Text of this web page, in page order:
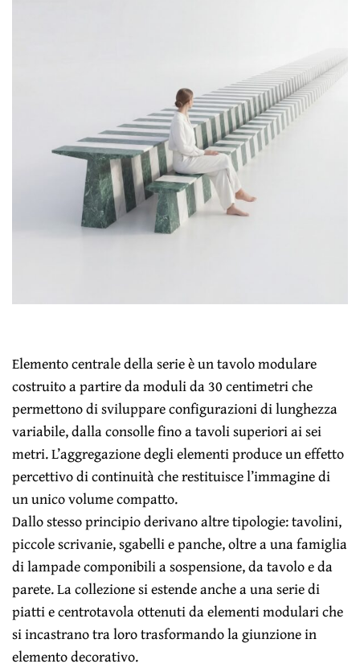
Elemento centrale della serie è un tavolo modulare
costruito a partire da moduli da 30 centimetri che
permettono di sviluppare configurazioni di lunghezza
variabile, dalla consolle fino a tavoli superiori ai sei
metri. L’aggregazione degli elementi produce un effetto
percettivo di continuità che restituisce l’immagine di
un unico volume compatto.
Dallo stesso principio derivano altre tipologie: tavolini,
piccole scrivanie, sgabelli e panche, oltre a una famiglia
di lampade componibili a sospensione, da tavolo e da
parete. La collezione si estende anche a una serie di
piatti e centrotavola ottenuti da elementi modulari che
si incastrano tra loro trasformando la giunzione in
elemento decorativo.